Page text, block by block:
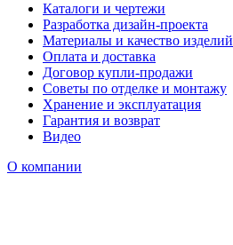
Каталоги и чертежи
Разработка дизайн-проекта
Материалы и качество изделий
Оплата и доставка
Договор купли-продажи
Советы по отделке и монтажу
Хранение и эксплуатация
Гарантия и возврат
Видео
О компании